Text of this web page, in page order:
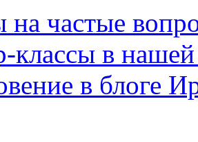
на частые
классы в нашей
в блоге